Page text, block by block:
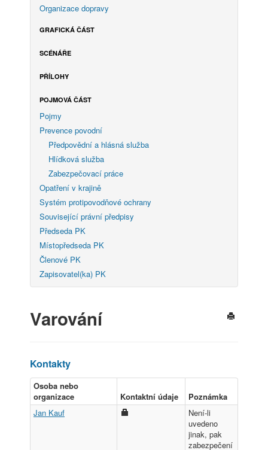
Organizace dopravy
GRAFICKÁ ČÁST
SCÉNÁŘE
PŘÍLOHY
POJMOVÁ ČÁST
Pojmy
Prevence povodní
Předpovědní a hlásná služba
Hlídková služba
Zabezpečovací práce
Opatření v krajině
Systém protipovodňové ochrany
Související právní předpisy
Předseda PK
Místopředseda PK
Členové PK
Zapisovatel(ka) PK
Varování
Kontakty
Osoba nebo
organizace
Kontaktní údaje
Poznámka
Jan Kauf
Není-li
uvedeno
jinak, pak
zabezpečení